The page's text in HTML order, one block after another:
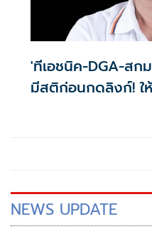
'ทีเอชนิค-DGA-สก
มีสติก่อนกดลิงก์! ใ
NEWS UPDATE